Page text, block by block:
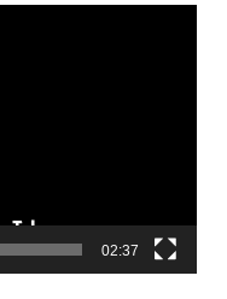
02:37